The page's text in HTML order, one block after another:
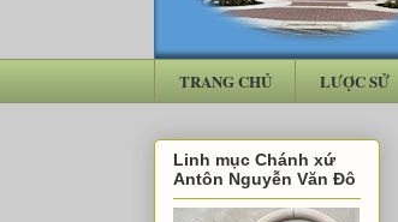
TRANG CHỦ LƯỢC SỬ
Linh mục Chánh xứ
Antôn Nguyễn Văn Đô